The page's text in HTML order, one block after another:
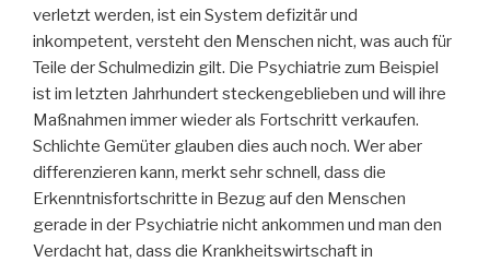
verletzt werden, ist ein System defizitär und
inkompetent, versteht den Menschen nicht, was auch für
Teile der Schulmedizin gilt. Die Psychiatrie zum Beispiel
ist im letzten Jahrhundert steckengeblieben und will ihre
Maßnahmen immer wieder als Fortschritt verkaufen.
Schlichte Gemüter glauben dies auch noch. Wer aber
differenzieren kann, merkt sehr schnell, dass die
Erkenntnisfortschritte in Bezug auf den Menschen
gerade in der Psychiatrie nicht ankommen und man den
Verdacht hat, dass die Krankheitswirtschaft in